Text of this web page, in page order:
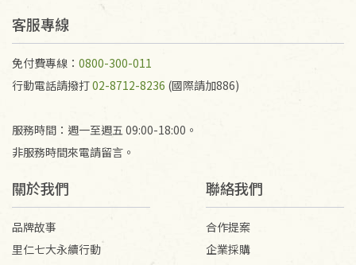
不接受退貨之手抄稿，為敬重法寶故，里仁網購無法
代為結緣處理等。 若需將手抄稿寄還給消費者，因而
產生的運費100元/箱將由消費者負擔。
客服專線
免付費專線： 0800-300-011
行動電話請撥打02-8712-8236 (國際請加886)
服務時間：週一至週五 09:00-18:00。
非服務時間來電請留言。
關於我們
品牌故事
里仁七大永續行動
聯絡我們
合作提案
企業採購